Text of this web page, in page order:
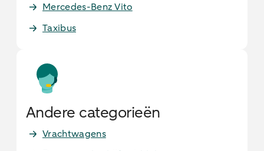
Mercedes-Benz Vito
Taxibus
Andere categorieën
Vrachtwagens